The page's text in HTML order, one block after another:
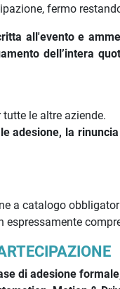
fermo
all'evento e
dell’intera
tutte le altre aziende.
adesione, la
a catalogo
espressamente
di adesione